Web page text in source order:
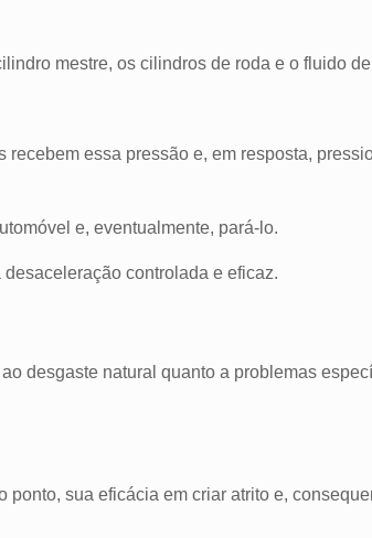
mestre, os cilindros de roda e o fluido
essa pressão e, em resposta,
e, eventualmente, pará-lo.
controlada e eficaz.
desgaste natural quanto a problemas
sua eficácia em criar atrito e,